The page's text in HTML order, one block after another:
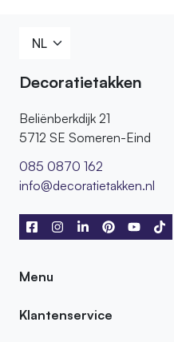
Decoratietakken
Beliënberkdijk 21
5712 SE Someren-Eind
085 0870 162
info@decoratietakken.nl
Menu
Klantenservice